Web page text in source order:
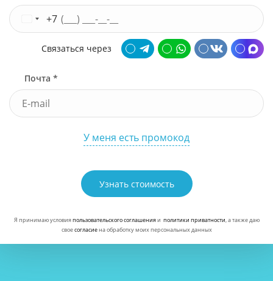
+7
Связаться через
Почта *
У меня есть промокод
Узнать стоимость
Я принимаю условияпользовательского соглашенияи политики приватности, а также даю
своесогласиена обработку моих персональных данных